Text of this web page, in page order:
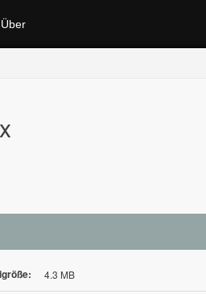
Über
4.3 MB